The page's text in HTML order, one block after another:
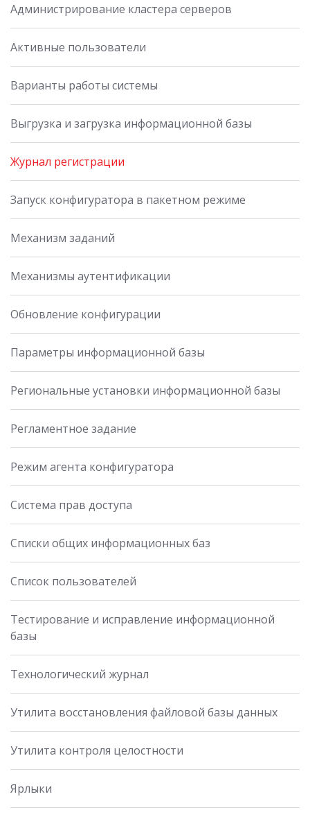
Администрирование кластера серверов
Активные пользователи
Варианты работы системы
Выгрузка и загрузка информационной базы
Журнал регистрации
Запуск конфигуратора в пакетном режиме
Механизм заданий
Механизмы аутентификации
Обновление конфигурации
Параметры информационной базы
Региональные установки информационной базы
Регламентное задание
Режим агента конфигуратора
Система прав доступа
Списки общих информационных баз
Список пользователей
Тестирование и исправление информационной
базы
Технологический журнал
Утилита восстановления файловой базы данных
Утилита контроля целостности
Ярлыки